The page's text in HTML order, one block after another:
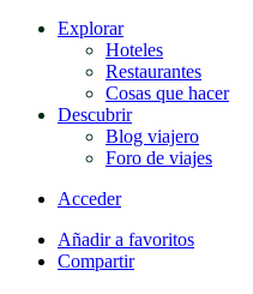
Explorar
Hoteles
Restaurantes
Cosas que hacer
Descubrir
Blog viajero
Foro de viajes
Acceder
Añadir a favoritos
Compartir